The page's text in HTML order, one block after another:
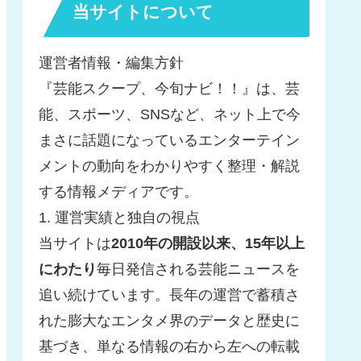
当サイトについて
運営者情報・編集方針
『芸能スクープ、今旬ナビ！！』は、芸
能、スポーツ、SNSなど、ネット上で今
まさに話題になっているエンターテイン
メントの動向をわかりやすく整理・解説
する情報メディアです。
1. 運営実績と独自の視点
当サイトは2010年の開設以来、15年以上
にわたり毎日発信される芸能ニュースを
追い続けています。長年の運営で蓄積さ
れた膨大なエンタメ界のデータと歴史に
基づき、単なる情報の右から左への転載